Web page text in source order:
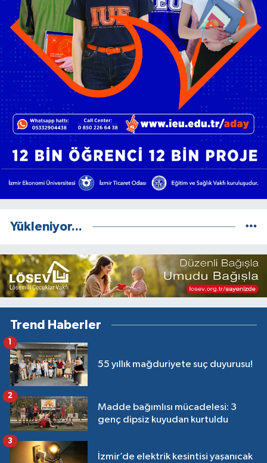
Yükleniyor...
Trend Haberler
55 yıllık mağduriyete suç duyurusu!
1
Madde bağımlısı mücadelesi: 3
genç dipsiz kuyudan kurtuldu
2
İzmir’de elektrik kesintisi yaşanıcak
3